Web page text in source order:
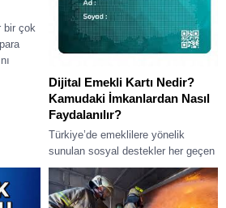
bir çok
Dijital Emekli Kartı Nedir?
Kamudaki İmkanlardan Nasıl
Faydalanılır?
Türkiye’de emeklilere yönelik
sunulan sosyal destekler her geçen
gün çeşitlenirken, teknolojinin
gelişmesiyle birlikte bu hizmetler
artık dijital ortamlara taşınmaktadır.